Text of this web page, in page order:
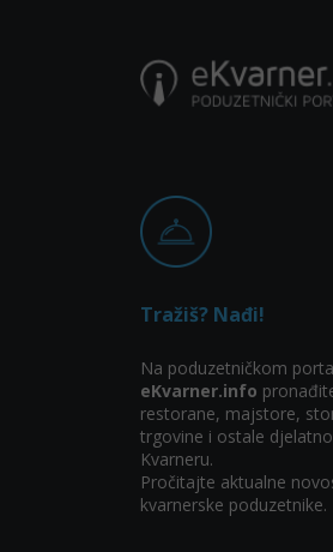
Tražiš? Nađi!
Na poduzetničkom
eKvarner.info
restorane, majstore,
trgovine i ostale
Kvarneru.
Pročitajte aktualne
kvarnerske poduzetnike.